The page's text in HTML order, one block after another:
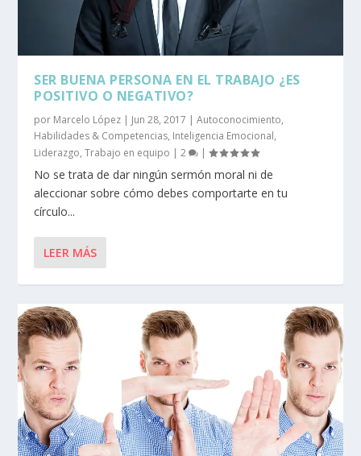
SER BUENA PERSONA EN EL TRABAJO ¿ES
POSITIVO O NEGATIVO?
por Marcelo López | Jun 28, 2017 |Autoconocimiento,
Habilidades & Competencias, Inteligencia Emocional,
Liderazgo,Trabajo en equipo |2 |
No se trata de dar ningún sermón moral ni de
aleccionar sobre cómo debes comportarte en tu
círculo...
LEER MÁS